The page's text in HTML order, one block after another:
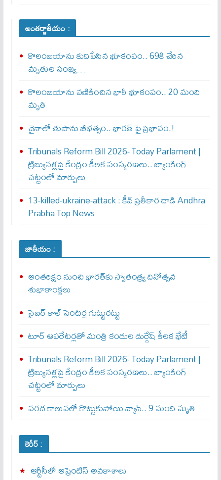
అంతర్జాతీయం :
కొలంబియాను కుదిపేసిన భూకంపం.. 69కి చేరిన
మృతుల సంఖ్య…
కొలంబియాను వణికించిన భారీ భూకంపం.. 20 మంది
మృతి
చైనాలో తుపాను బీభత్సం.. భార‌త్ పై ప్ర‌భావం.!
Tribunals Reform Bill 2026- Today Parlament |
ట్రిబ్యునళ్లపై కేంద్రం కీలక సంస్కరణలు.. బ్యాంకింగ్
చట్టంలో మార్పులు
13-killed-ukraine-attack : కీవ్ ప్ర‌తీకార దాడి Andhra
Prabha Top News
జాతీయం :
అంతరిక్షం నుంచి భారత్‌కు స్వాతంత్ర్య దినోత్సవ
శుభాకాంక్షలు
సైబర్‌ కాల్‌ సెంటర్ల గుట్టురట్టు
టూర్ ఆపరేటర్లతో మంత్రి కందుల దుర్గేష్‌ కీలక భేటీ
Tribunals Reform Bill 2026- Today Parlament |
ట్రిబ్యునళ్లపై కేంద్రం కీలక సంస్కరణలు.. బ్యాంకింగ్
చట్టంలో మార్పులు
వరద కాలువలో కొట్టుకుపోయి వ్యాన్‌.. 9 మంది మృతి
కెరీర్ :
ఆర్టీసీలో అప్రెంటిస్‌ అవకాశాలు